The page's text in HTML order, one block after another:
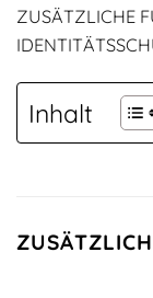
ZUSÄTZLICHE
Inhalt